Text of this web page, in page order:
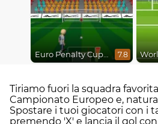
Euro Penalty Cup 2021 7.8
Tiriamo fuori la squadra
Campionato Europeo e,
Spostare i tuoi giocatori con i
premendo 'X' e lancia il gol con